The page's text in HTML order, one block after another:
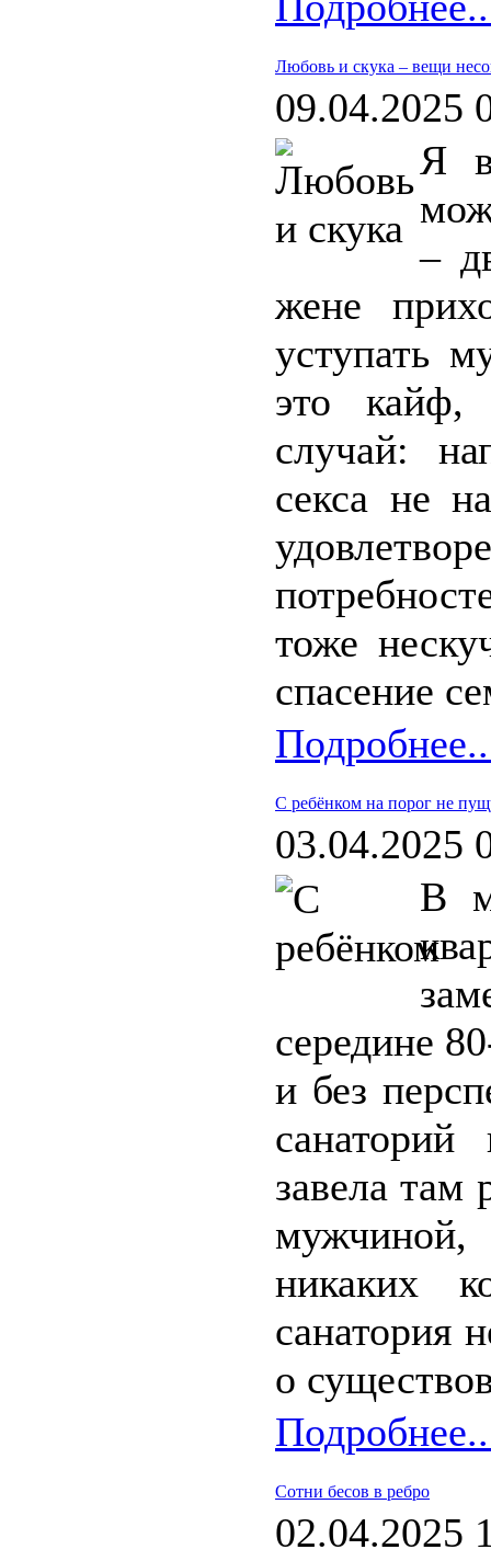
Любовь и скука – вещи
09.04.2025
Я
–
жене
уступать
это
случай:
секса не
тоже
спасение
С ребёнком на порог не
03.04.2025
В
середине
и без
завела там
мужчиной,
никаких
санатория
о
Сотни бесов в ребро
02.04.2025